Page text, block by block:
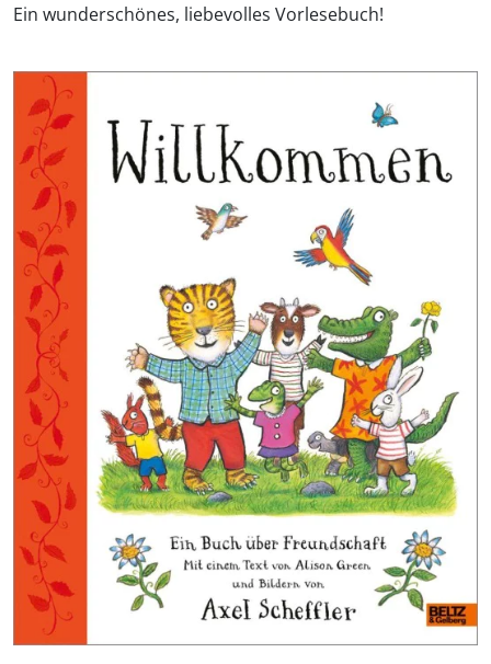
Ein wunderschönes, liebevolles Vorlesebuch!